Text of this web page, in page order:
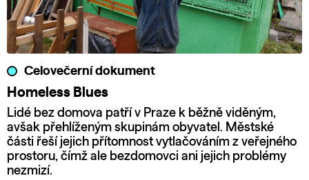
Celovečerní dokument
Homeless Blues
Lidé bez domova patří v Praze k běžně viděným,
avšak přehlíženým skupinám obyvatel. Městské
části řeší jejich přítomnost vytlačováním z veřejného
prostoru, čímž ale bezdomovci ani jejich problémy
nezmizí.